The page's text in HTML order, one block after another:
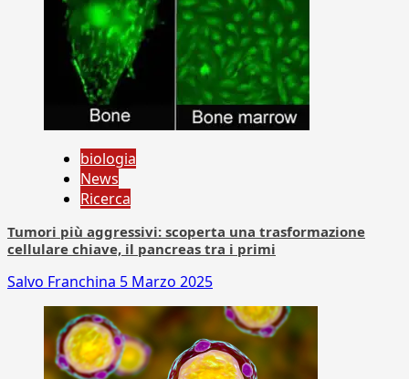
biologia
News
Ricerca
Tumori più aggressivi: scoperta una trasformazione
cellulare chiave, il pancreas tra i primi
Salvo Franchina 5 Marzo 2025